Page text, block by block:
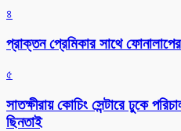
৪
প্রাক্তন প্রেমিকার সাথে
৫
সাতক্ষীরায় কোচিং সেন্টারে ঢুকে
ছিনতাই